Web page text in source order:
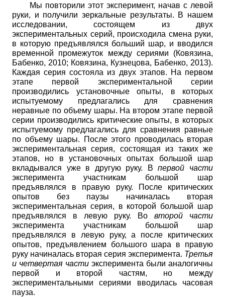
Мы повторили этот эксперимент, начав с левой
руки, и получили зеркальные результаты. В нашем
исследовании, состоящем из двух
экспериментальных серий, происходила смена руки,
в которую предъявлялся больший шар, и вводился
временной промежуток между сериями (Ковязина,
Бабенко, 2010; Ковязина, Кузнецова, Бабенко, 2013).
Каждая серия состояла из двух этапов. На первом
этапе первой экспериментальной серии
производились установочные опыты, в которых
испытуемому предлагались для сравнения
неравные по объему шары. На втором этапе первой
серии производились критические опыты, в которых
испытуемому предлагались для сравнения равные
по объему шары. После этого проводилась вторая
экспериментальная серия, состоящая из таких же
этапов, но в установочных опытах большой шар
вкладывался уже в другую руку. Впервой части
эксперимента участникам большой шар
предъявлялся в правую руку. После критических
опытов без паузы начиналась вторая
экспериментальная серия, в которой большой шар
предъявлялся в левую руку. Во второй части
эксперимента участникам большой шар
предъявлялся в левую руку, а после критических
опытов, предъявлением большого шара в правую
руку начиналась вторая серия эксперимента. Третья
и четвертая части эксперимента были аналогичны
первой и второй частям, но между
экспериментальными сериями вводилась часовая
пауза.